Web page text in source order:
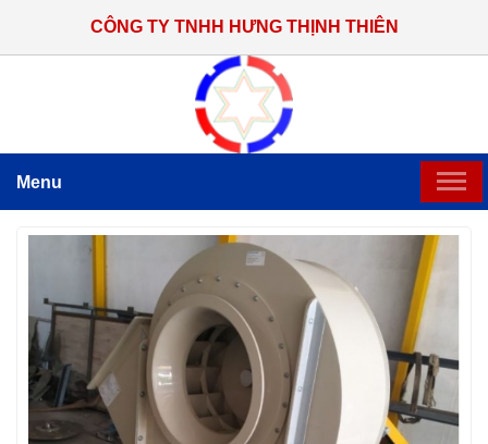
CÔNG TY TNHH HƯNG THỊNH THIÊN
Menu
TRANG CHỦ
SẢN PHẨM CHẾ TẠO
HỆ THỐNG THI CÔNG LẮP ĐẶT